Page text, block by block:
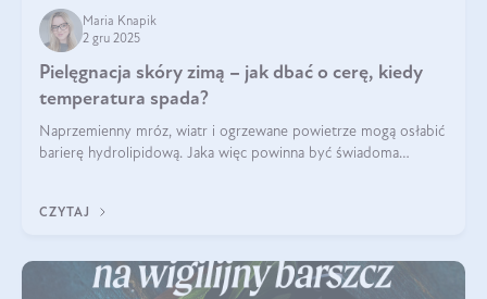
Maria Knapik
2 gru 2025
Pielęgnacja skóry zimą – jak dbać o cerę, kiedy
temperatura spada?
Naprzemienny mróz, wiatr i ogrzewane powietrze mogą osłabić
barierę hydrolipidową. Jaka więc powinna być świadoma
CZYTAJ